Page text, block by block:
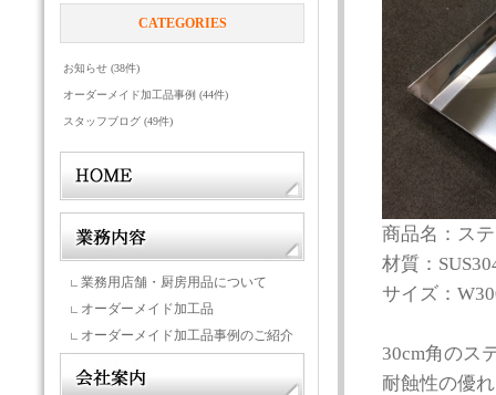
商品名：ス
材質：
サイズ：
30cm角のス
耐蝕性の優
CATEGORIES
お知らせ (38件)
オーダーメイド加工品事例 (44件)
スタッフブログ (49件)
業務用店舗・厨房用品について
オーダーメイド加工品
オーダーメイド加工品事例のご紹介